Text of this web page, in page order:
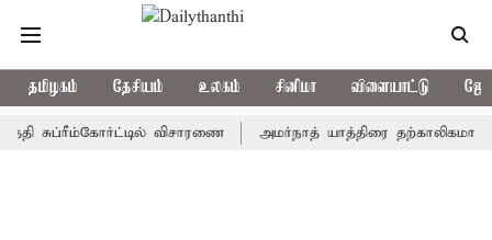
தமிழகம் தேசியம் உலகம் சினிமா விளையாட்டு
விசாரணை அமர்நாத் யாத்திரை தற்காலிகமாக